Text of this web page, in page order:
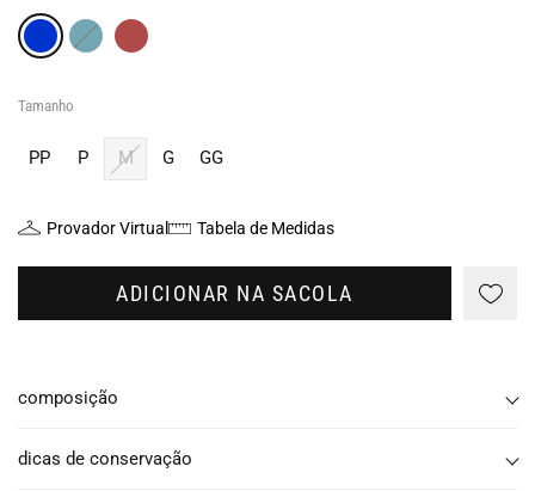
Tamanho
PP P M G GG
Provador Virtual Tabela de Medidas
ADICIONAR NA SACOLA
composição
dicas de conservação